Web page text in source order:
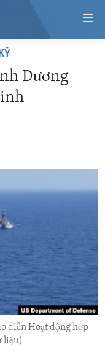
Dương
diễn Hoạt động hợp
liệu)